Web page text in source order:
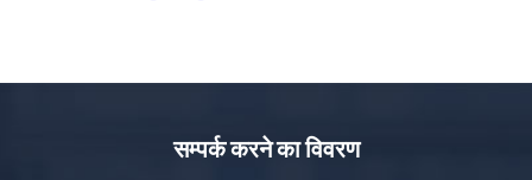
सम्पर्क करने का विवरण